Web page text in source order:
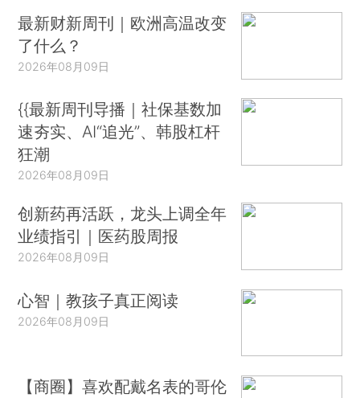
最新财新周刊｜欧洲高温改变
了什么？
2026年08月09日
{{最新周刊导播｜社保基数加
速夯实、AI“追光”、韩股杠杆
狂潮
2026年08月09日
创新药再活跃，龙头上调全年
业绩指引｜医药股周报
2026年08月09日
心智｜教孩子真正阅读
2026年08月09日
【商圈】喜欢配戴名表的哥伦